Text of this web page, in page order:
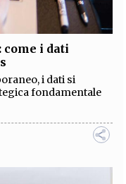
come i dati
i dati si
fondamentale